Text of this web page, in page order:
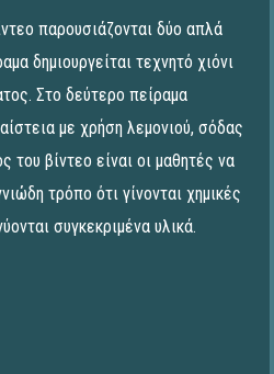
παρουσιάζονται δύο απλά
δημιουργείται τεχνητό χιόνι
Στο δεύτερο πείραμα
με χρήση λεμονιού, σόδας
του βίντεο είναι οι μαθητές να
τρόπο ότι γίνονται χημικές
συγκεκριμένα υλικά.